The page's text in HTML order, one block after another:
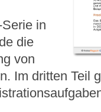
in
die
von
Im dritten Teil